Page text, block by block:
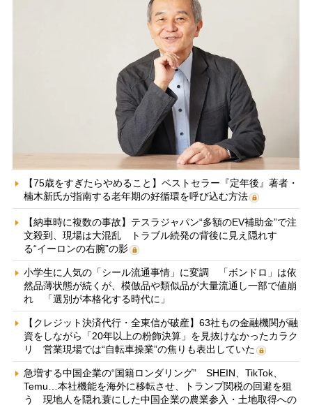
【75歳をすぎたらやめること】ベストセラー『定年後』著者・
楠木新氏が指南する老年期の好循環を呼び込む方法
【納車時に複数の事故】テスラジャパン“多額のEV補助金”で注
文殺到、現場は大混乱 トラブル続発の背後に見え隠れす
る“イーロンの右腕”の影
小学生に人気の「シール流通事情」に変調 「ボンドロ」は依
然品薄状態が続くが、模倣品や類似品が大量流通し一部で値崩
れ 「選別が本格化する時代に」
【クレジット決済代行・全東信が破産】63社もの金融機関が融
資をしながら「20年以上の粉飾決算」を見抜けなかったカラク
リ 営業現場では“自転車操業”の焦りも表出していた
急増する中国企業の“国籍ロンダリング” SHEIN、TikTok、
Temu…本社機能を海外に移転させ、トランプ関税の回避を狙
う 現地人を隠れ蓑にした中国企業の農業参入・土地取得への